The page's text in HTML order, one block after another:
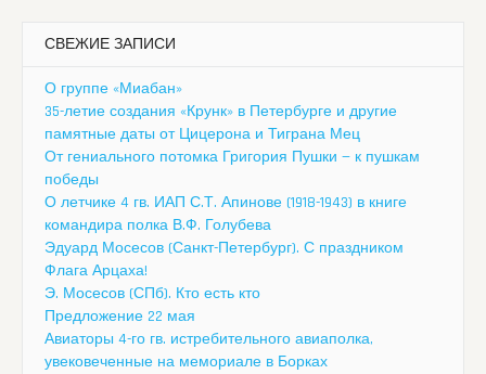
СВЕЖИЕ ЗАПИСИ
О группе «Миабан»
35-летие создания «Крунк» в Петербурге и другие
памятные даты от Цицерона и Тиграна Мец
От гениального потомка Григория Пушки — к пушкам
победы
О летчике 4 гв. ИАП С.Т. Апинове (1918-1943) в книге
командира полка В.Ф. Голубева
Эдуард Мосесов (Санкт-Петербург). С праздником
Флага Арцаха!
Э. Мосесов (СПб). Кто есть кто
Предложение 22 мая
Авиаторы 4-го гв. истребительного авиаполка,
увековеченные на мемориале в Борках